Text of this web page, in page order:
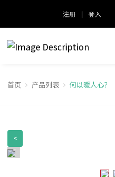
注册 | 登入
首页 产品列表 何以暖人心？
<